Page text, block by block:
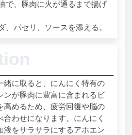
で、豚肉に火が通るまで揚げ
パセリ、ソースを添える。
緒に取ると、にんにく特有の
ンが豚肉に豊富に含まれるビ
高めるため、疲労回復や脳の
わせになります。にんにく
液をサラサラにするアホエン